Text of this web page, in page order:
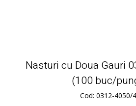
Nasturi cu Doua Gauri
(100 buc/
Cod: 0312-4050/